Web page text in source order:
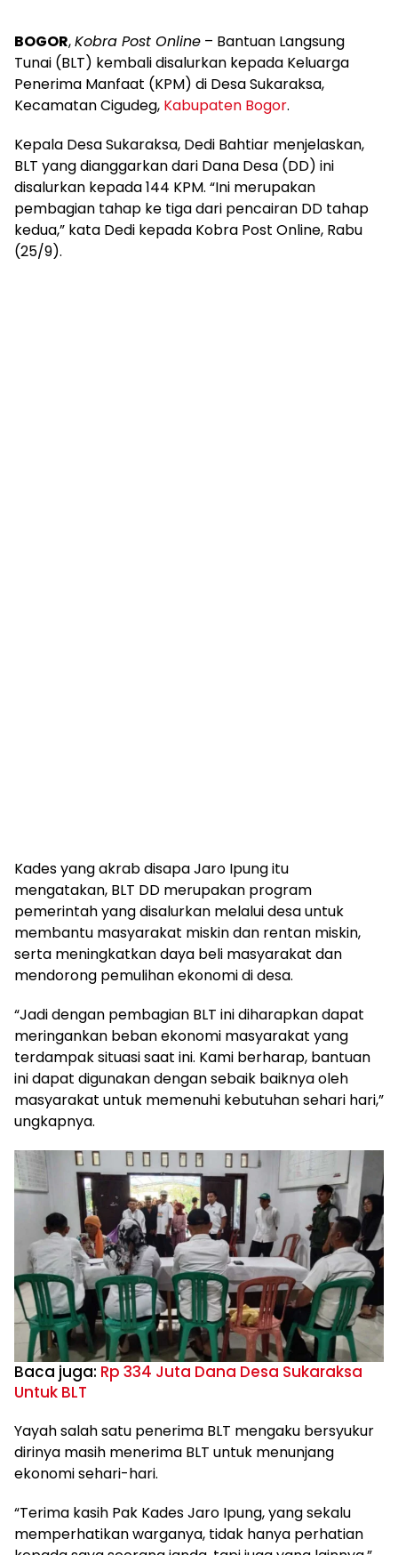
BOGOR,Kobra Post Online – Bantuan Langsung
Tunai (BLT) kembali disalurkan kepada Keluarga
Penerima Manfaat (KPM) di Desa Sukaraksa,
Kecamatan Cigudeg, Kabupaten Bogor.
Kepala Desa Sukaraksa, Dedi Bahtiar menjelaskan,
BLT yang dianggarkan dari Dana Desa (DD) ini
disalurkan kepada 144 KPM. “Ini merupakan
pembagian tahap ke tiga dari pencairan DD tahap
kedua,” kata Dedi kepada Kobra Post Online, Rabu
(25/9).
Kades yang akrab disapa Jaro Ipung itu
mengatakan, BLT DD merupakan program
pemerintah yang disalurkan melalui desa untuk
membantu masyarakat miskin dan rentan miskin,
serta meningkatkan daya beli masyarakat dan
mendorong pemulihan ekonomi di desa.
“Jadi dengan pembagian BLT ini diharapkan dapat
meringankan beban ekonomi masyarakat yang
terdampak situasi saat ini. Kami berharap, bantuan
ini dapat digunakan dengan sebaik baiknya oleh
masyarakat untuk memenuhi kebutuhan sehari hari,”
ungkapnya.
Baca juga: Rp 334 Juta Dana Desa Sukaraksa
Untuk BLT
Yayah salah satu penerima BLT mengaku bersyukur
dirinya masih menerima BLT untuk menunjang
ekonomi sehari-hari.
“Terima kasih Pak Kades Jaro Ipung, yang sekalu
memperhatikan warganya, tidak hanya perhatian